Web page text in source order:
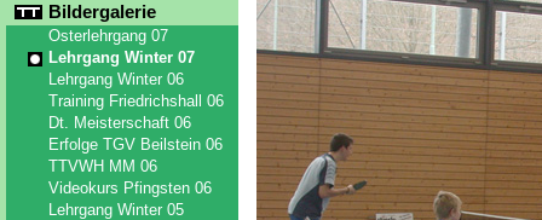
Bildergalerie
Osterlehrgang 07
Lehrgang Winter 07
Lehrgang Winter 06
Training Friedrichshall 06
Dt. Meisterschaft 06
Erfolge TGV Beilstein 06
TTVWH MM 06
Videokurs Pfingsten 06
Lehrgang Winter 05